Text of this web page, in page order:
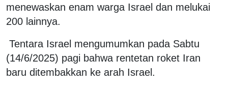
menewaskan enam warga Israel dan melukai
200 lainnya.
Tentara Israel mengumumkan pada Sabtu
(14/6/2025) pagi bahwa rentetan roket Iran
baru ditembakkan ke arah Israel.